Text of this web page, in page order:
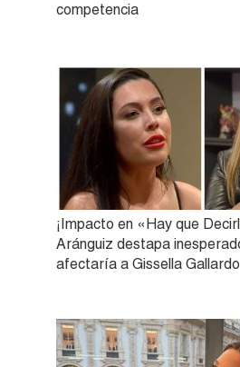
competencia
¡Impacto en «Hay que
Aránguiz destapa
afectaría a Gissella Gallardo